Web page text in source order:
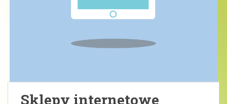
Sklepy internetowe